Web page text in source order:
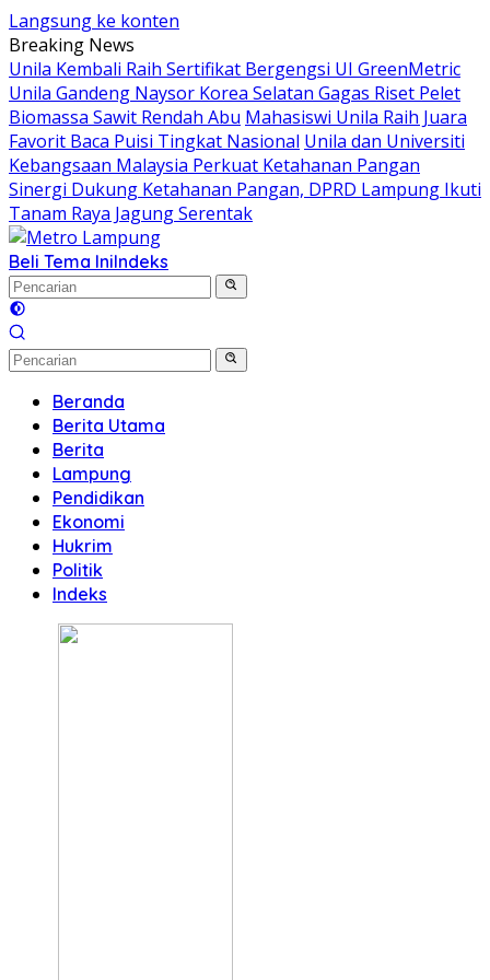
Langsung ke konten
Breaking News
Unila Kembali Raih Sertifikat Bergengsi UI GreenMetric
Unila Gandeng Naysor Korea Selatan Gagas Riset Pelet
Biomassa Sawit Rendah Abu Mahasiswi Unila Raih Juara
Favorit Baca Puisi Tingkat Nasional Unila dan Universiti
Kebangsaan Malaysia Perkuat Ketahanan Pangan
Sinergi Dukung Ketahanan Pangan, DPRD Lampung Ikuti
Tanam Raya Jagung Serentak
Beli Tema IniIndeks
Beranda
Berita Utama
Berita
Lampung
Pendidikan
Ekonomi
Hukrim
Politik
Indeks